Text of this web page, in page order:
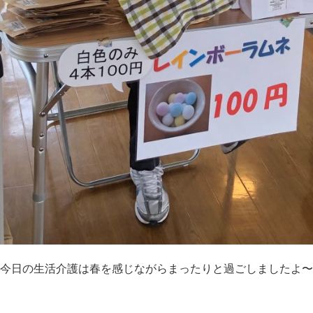
今日の生活介護は春を感じながらまったりと過ごしましたよ